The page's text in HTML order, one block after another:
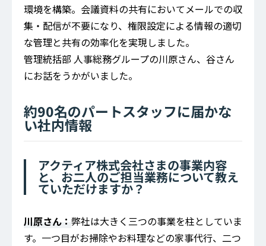
環境を構築。会議資料の共有においてメールでの収
集・配信が不要になり、権限設定による情報の適切
な管理と共有の効率化を実現しました。
管理統括部 人事総務グループの川原さん、谷さん
にお話をうかがいました。
約90名のパートスタッフに届かな
い社内情報
アクティア株式会社さまの事業内容
と、お二人のご担当業務について教え
ていただけますか？
川原さん： 弊社は大きく三つの事業を柱としていま
す。一つ目がお掃除やお料理などの家事代行、二つ